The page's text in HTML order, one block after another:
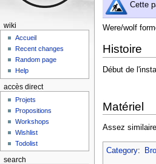
Cette
Were/wolf
Histoire
Début de
Matériel
Assez
Category:
wiki
Accueil
Recent changes
Random page
Help
accès direct
Projets
Propositions
Workshops
Wishlist
Todolist
search